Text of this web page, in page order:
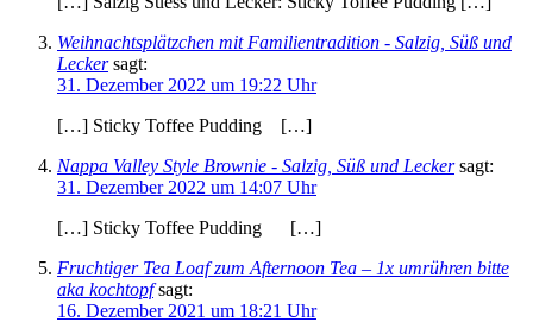
Weihnachtsplätzchen mit Familientradition - Salzig, Süß und
Lecker sagt:
31. Dezember 2022 um 19:22 Uhr
[…] Sticky Toffee Pudding […]
Nappa Valley Style Brownie - Salzig, Süß und Lecker sagt:
31. Dezember 2022 um 14:07 Uhr
[…] Sticky Toffee Pudding […]
Fruchtiger Tea Loaf zum Afternoon Tea – 1x umrühren bitte
aka kochtopf sagt:
16. Dezember 2021 um 18:21 Uhr